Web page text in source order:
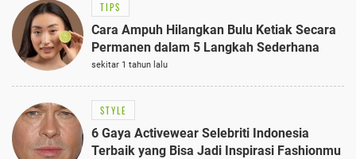
TIPS
Cara Ampuh Hilangkan Bulu Ketiak Secara
Permanen dalam 5 Langkah Sederhana
sekitar 1 tahun lalu
STYLE
6 Gaya Activewear Selebriti Indonesia
Terbaik yang Bisa Jadi Inspirasi Fashionmu